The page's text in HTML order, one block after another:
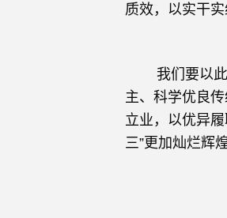
质效，以实干
我们要以此次
主、科学优良
立业，以优异
三”更加灿烂辉